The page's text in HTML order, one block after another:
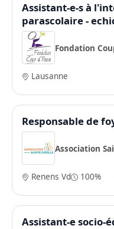
Assistant-e-s à
parascolaire -
Fondation
Lausanne
Responsable de
Association
Renens Vd 100%
Assistant-e socio-